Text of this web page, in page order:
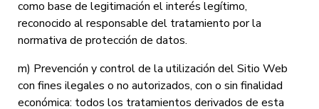
como base de legitimación el interés legítimo,
reconocido al responsable del tratamiento por la
normativa de protección de datos.
m) Prevención y control de la utilización del Sitio Web
con fines ilegales o no autorizados, con o sin finalidad
económica: todos los tratamientos derivados de esta